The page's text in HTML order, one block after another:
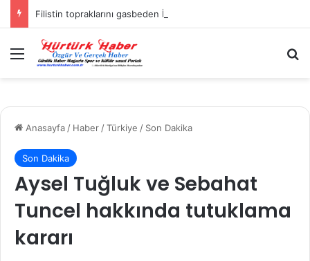
Menü
Anasayfa / Haber /Türkiye / Son Dakika
Son Dakika
Aysel Tuğluk ve Sebahat
Tuncel hakkında tutuklama
kararı